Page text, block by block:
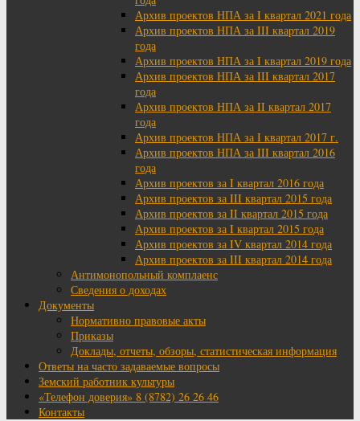
Архив проектов НПА за I квартал 2021 года
Архив проектов НПА за III квартал 2019
года
Архив проектов НПА за I квартал 2019 года
Архив проектов НПА за III квартал 2017
года
Архив проектов НПА за II квартал 2017
года
Архив проектов НПА за I квартал 2017 г.
Архив проектов НПА за III квартал 2016
года
Архив проектов за I квартал 2016 года
Архив проектов за III квартал 2015 года
Архив проектов за II квартал 2015 года
Архив проектов за I квартал 2015 года
Архив проектов за IV квартал 2014 года
Архив проектов за III квартал 2014 года
Антимонопольный комплаенс
Сведения о доходах
Документы
Нормативно правовые акты
Приказы
Доклады, отчеты, обзоры, статистическая информация
Ответы на часто задаваемые вопросы
Земский работник культуры
«Телефон доверия» 8 (8782) 26 26 46
Контакты